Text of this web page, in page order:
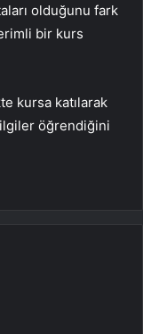
olduğunu fark
bir kurs
kursa katılarak
öğrendiğini